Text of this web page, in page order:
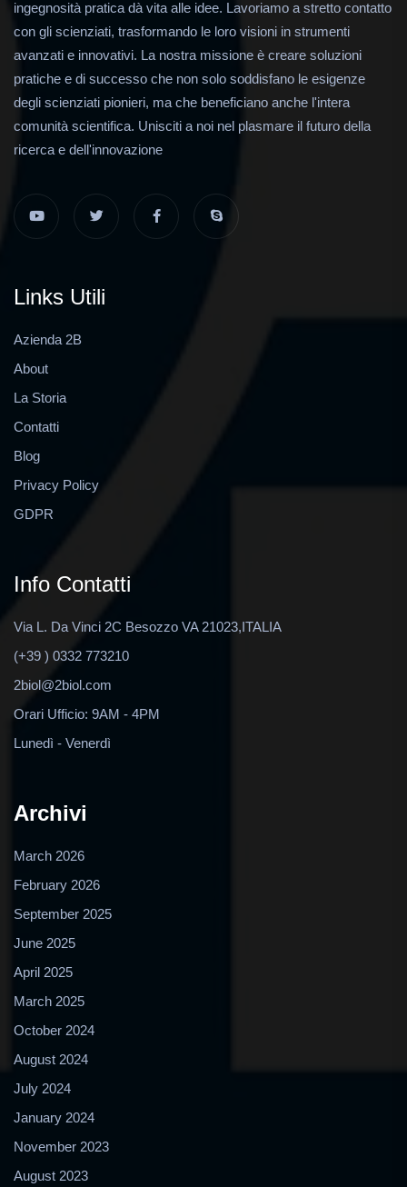
ingegnosità pratica dà vita alle idee. Lavoriamo a stretto contatto
con gli scienziati, trasformando le loro visioni in strumenti
avanzati e innovativi. La nostra missione è creare soluzioni
pratiche e di successo che non solo soddisfano le esigenze
degli scienziati pionieri, ma che beneficiano anche l'intera
comunità scientifica. Unisciti a noi nel plasmare il futuro della
ricerca e dell'innovazione
Links Utili
Azienda 2B
About
La Storia
Contatti
Blog
Privacy Policy
GDPR
Info Contatti
Via L. Da Vinci 2C Besozzo VA 21023,ITALIA
(+39 ) 0332 773210
2biol@2biol.com
Orari Ufficio: 9AM - 4PM
Lunedì - Venerdì
Archivi
March 2026
February 2026
September 2025
June 2025
April 2025
March 2025
October 2024
August 2024
July 2024
January 2024
November 2023
August 2023